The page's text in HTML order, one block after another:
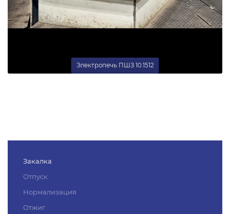
Электропечь ПШЗ 10.1512
Закалка
Отпуск
Нормализация
Отжиг